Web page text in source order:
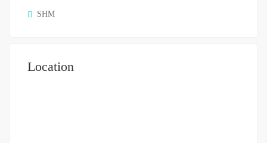
SHM
Location